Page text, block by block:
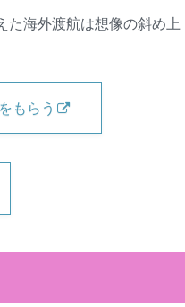
た海外渡航は想像の斜め上
もらう